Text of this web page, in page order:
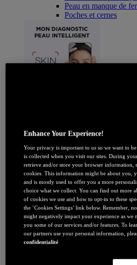
Peau en manque de
Poches et cernes
Par couleur
Blonde
Châtain
Brune / Noire
Rousse / Auburn
Eclaircissant
Tie & dye et balayage
Retouche racines
Flashy
Par durée
Permanente
Temporaire
Coloration : Par gamme
Enhance Your Experience!
Your privacy is important to us so we want to
is collected when you visit our sites. During
retrieve and/or store your browser information,
cookies. This information might be about you,
and is mostly used to offer you a more
choice what we collect. You can find out more
of cookies we use and how to opt-in to these
the ‘Cookies Settings’ link below. Remember,
might negatively impact your experience as we
you some of our services and/or features. To
our partners use your personal information,
confidentialité